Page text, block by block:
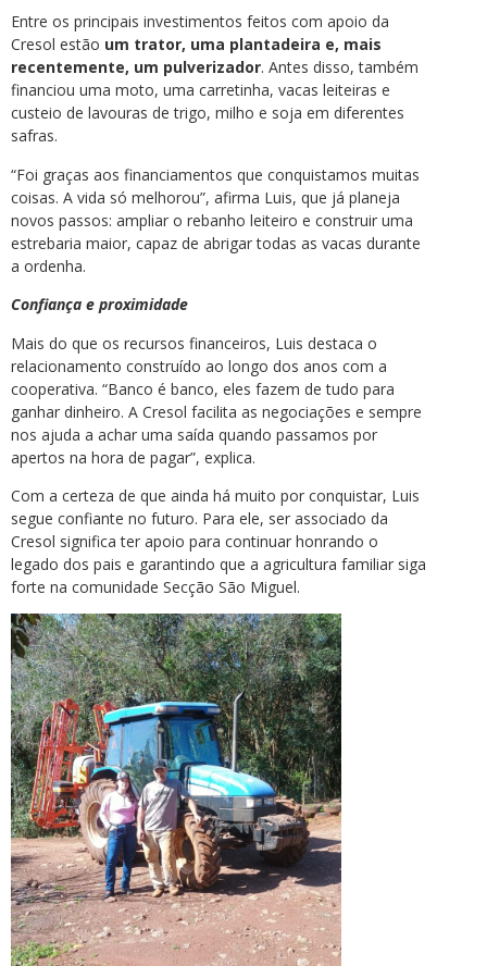
Entre os principais investimentos feitos com apoio da
Cresol estão um trator, uma plantadeira e, mais
recentemente, um pulverizador. Antes disso, também
financiou uma moto, uma carretinha, vacas leiteiras e
custeio de lavouras de trigo, milho e soja em diferentes
safras.
“Foi graças aos financiamentos que conquistamos muitas
coisas. A vida só melhorou”, afirma Luis, que já planeja
novos passos: ampliar o rebanho leiteiro e construir uma
estrebaria maior, capaz de abrigar todas as vacas durante
a ordenha.
Confiança e proximidade
Mais do que os recursos financeiros, Luis destaca o
relacionamento construído ao longo dos anos com a
cooperativa. “Banco é banco, eles fazem de tudo para
ganhar dinheiro. A Cresol facilita as negociações e sempre
nos ajuda a achar uma saída quando passamos por
apertos na hora de pagar”, explica.
Com a certeza de que ainda há muito por conquistar, Luis
segue confiante no futuro. Para ele, ser associado da
Cresol significa ter apoio para continuar honrando o
legado dos pais e garantindo que a agricultura familiar siga
forte na comunidade Secção São Miguel.